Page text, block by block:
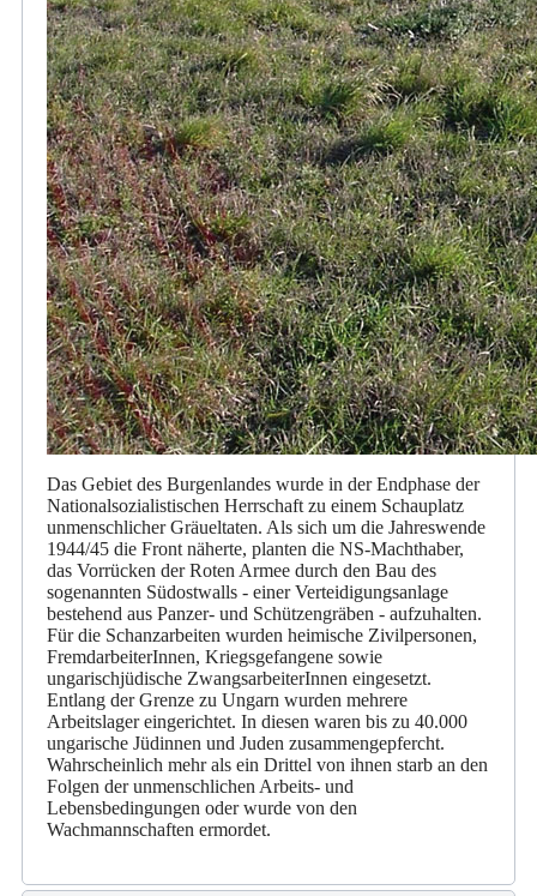
Das Gebiet des Burgenlandes wurde in der Endphase der
Nationalsozialistischen Herrschaft zu einem Schauplatz
unmenschlicher Gräueltaten. Als sich um die Jahreswende
1944/45 die Front näherte, planten die NS-Machthaber,
das Vorrücken der Roten Armee durch den Bau des
sogenannten Südostwalls - einer Verteidigungsanlage
bestehend aus Panzer- und Schützengräben - aufzuhalten.
Für die Schanzarbeiten wurden heimische Zivilpersonen,
FremdarbeiterInnen, Kriegsgefangene sowie
ungarischjüdische ZwangsarbeiterInnen eingesetzt.
Entlang der Grenze zu Ungarn wurden mehrere
Arbeitslager eingerichtet. In diesen waren bis zu 40.000
ungarische Jüdinnen und Juden zusammengepfercht.
Wahrscheinlich mehr als ein Drittel von ihnen starb an den
Folgen der unmenschlichen Arbeits- und
Lebensbedingungen oder wurde von den
Wachmannschaften ermordet.